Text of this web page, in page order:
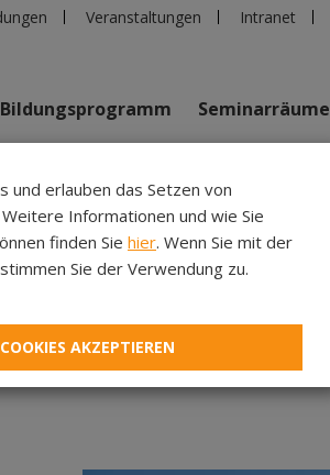
Veranstaltungen Intranet
Bildungsprogramm Seminarräume
zu Füßen
und erlauben das Setzen von
Informationen und wie Sie
finden Sie hier. Wenn Sie mit der
Sie der Verwendung zu.
AKZEPTIEREN